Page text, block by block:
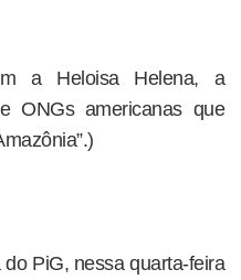
a Heloisa Helena, a
ONGs americanas que
PiG, nessa quarta-feira